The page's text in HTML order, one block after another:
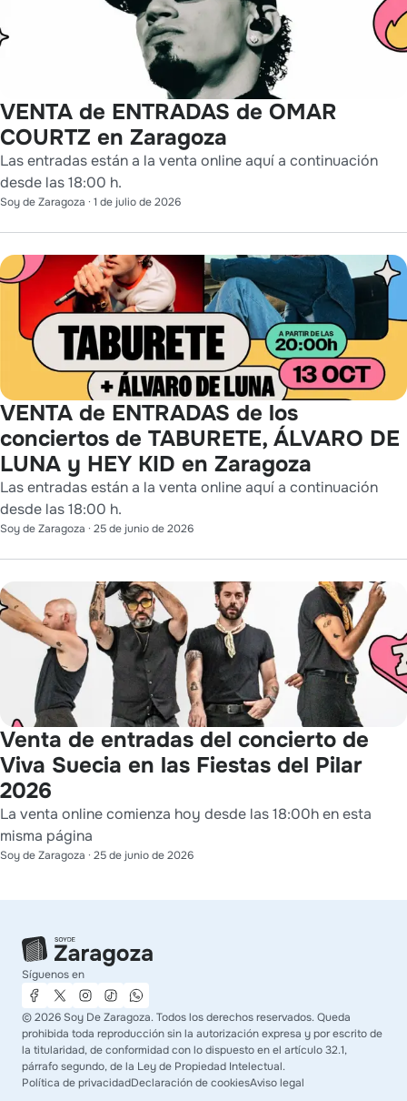
VENTA de ENTRADAS de OMAR
COURTZ en Zaragoza
Las entradas están a la venta online aquí a continuación
desde las 18:00 h.
Soy de Zaragoza · 1 de julio de 2026
VENTA de ENTRADAS de los
conciertos de TABURETE, ÁLVARO DE
LUNA y HEY KID en Zaragoza
Las entradas están a la venta online aquí a continuación
desde las 18:00 h.
Soy de Zaragoza · 25 de junio de 2026
Venta de entradas del concierto de
Viva Suecia en las Fiestas del Pilar
2026
La venta online comienza hoy desde las 18:00h en esta
misma página
Soy de Zaragoza · 25 de junio de 2026
Síguenos en
©2026 Soy De Zaragoza. Todos los derechos reservados. Queda
prohibida toda reproducción sin la autorización expresa y por escrito de
la titularidad, de conformidad con lo dispuesto en el artículo 32.1,
párrafo segundo, de la Ley de Propiedad Intelectual.
Política de privacidadDeclaración de cookiesAviso legal